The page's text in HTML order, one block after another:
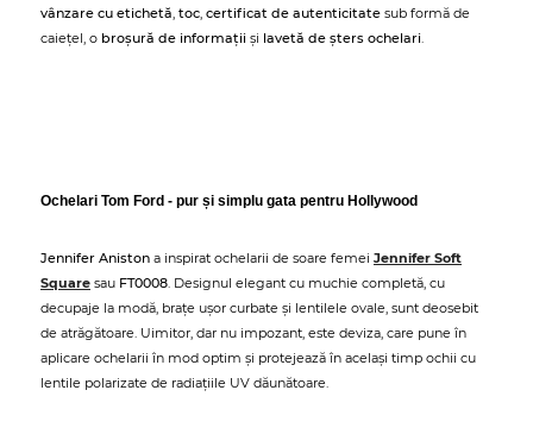
vânzare cu etichetă, toc, certificat de autenticitate sub formă de
caiețel, o broșură de informații și lavetă de șters ochelari.
Ochelari Tom Ford - pur și simplu gata pentru Hollywood
Jennifer Aniston a inspirat ochelarii de soare femei Jennifer Soft
Square sau FT0008. Designul elegant cu muchie completă, cu
decupaje la modă, brațe ușor curbate și lentilele ovale, sunt deosebit
de atrăgătoare. Uimitor, dar nu impozant, este deviza, care pune în
aplicare ochelarii în mod optim și protejează în același timp ochii cu
lentile polarizate de radiațiile UV dăunătoare.